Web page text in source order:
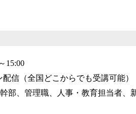
15:00
信（全国どこからでも受講可能）
部、管理職、人事・教育担当者、